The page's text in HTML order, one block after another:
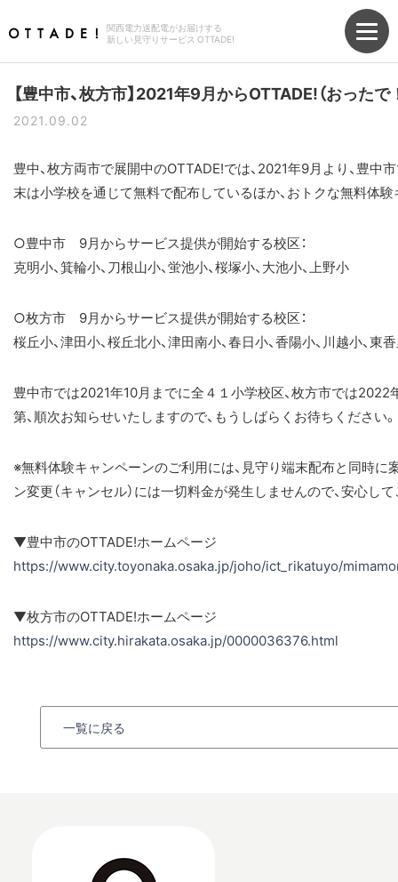
関西電力送配電がお届けする
新しい見守りサービス OTTADE!
【豊中市、枚方市】2021年9月からOTTADE!（おった
2021.09.02
豊中、枚方両市で展開中のOTTADE!では、2021年9月より、豊
末は小学校を通じて無料で配布しているほか、おトクな無料体験
○豊中市 9月からサービス提供が開始する校区：
克明小、箕輪小、刀根山小、蛍池小、桜塚小、大池小、上野小
○枚方市 9月からサービス提供が開始する校区：
桜丘小、津田小、桜丘北小、津田南小、春日小、香陽小、川越小、東
豊中市では2021年10月までに全４１小学校区、枚方市では
第、順次お知らせいたしますので、もうしばらくお待ちください。
※無料体験キャンペーンのご利用には、見守り端末配布と同時
ン変更（キャンセル）には一切料金が発生しませんので、安心し
▼豊中市のOTTADE!ホームページ
https://www.city.toyonaka.osaka.jp/joho/ict_rikatuyo/
▼枚方市のOTTADE!ホームページ
https://www.city.hirakata.osaka.jp/0000036376.html
一覧に戻る